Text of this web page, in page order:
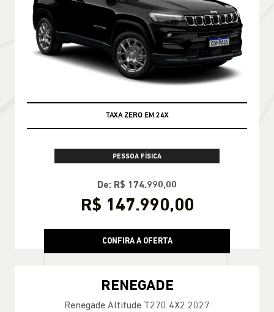
TAXA ZERO EM 24X
PESSOA FÍSICA
De: R$ 174.990,00
R$ 147.990,00
CONFIRA A OFERTA
RENEGADE
Renegade Altitude T270 4X2 2027